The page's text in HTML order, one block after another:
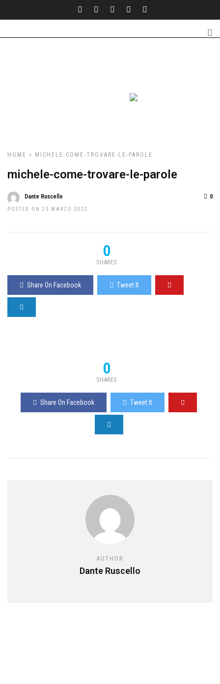
HOME » MICHELE-COME-TROVARE-LE-PAROLE
michele-come-trovare-le-parole
Dante Ruscello
POSTED ON 25 MARZO 2022
0
0
SHARES
Share On Facebook Tweet It
0
SHARES
Share On Facebook Tweet It
AUTHOR
Dante Ruscello